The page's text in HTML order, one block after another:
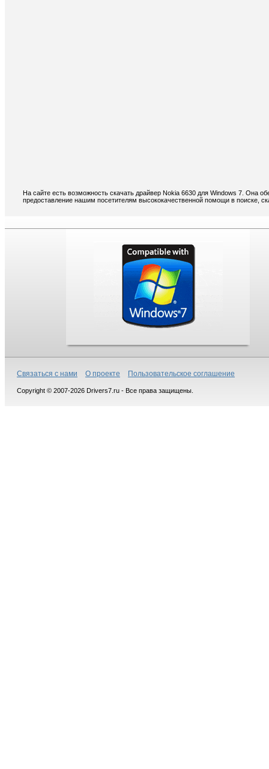
На сайте есть возможность скачать драйвер Nokia 6630 для Windows 7. Она
предоставление нашим посетителям высококачественной помощи в поиске,
Связаться с нами О проекте Пользовательское соглашение
Copyright © 2007-2026 Drivers7.ru - Все права защищены.